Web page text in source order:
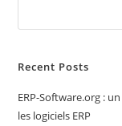
Recent Posts
ERP-Software.org :
les logiciels ERP